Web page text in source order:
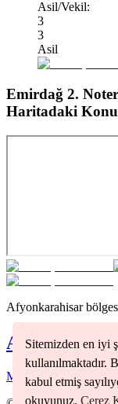
Sitemizden en iyi
kullanılmaktadır.
kabul etmiş
okuyunuz. Çerez
Asil/Vekil:
3
3
Asil
Emirdağ 2.
Haritadaki
Afyonkarahisar
Merkez (1